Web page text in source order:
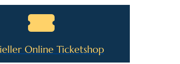
Online Ticketshop